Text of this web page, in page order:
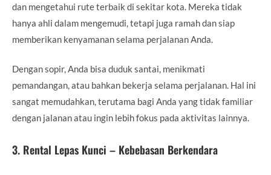
dan mengetahui rute terbaik di sekitar kota. Mereka tidak
hanya ahli dalam mengemudi, tetapi juga ramah dan siap
memberikan kenyamanan selama perjalanan Anda.
Dengan sopir, Anda bisa duduk santai, menikmati
pemandangan, atau bahkan bekerja selama perjalanan. Hal ini
sangat memudahkan, terutama bagi Anda yang tidak familiar
dengan jalanan atau ingin lebih fokus pada aktivitas lainnya.
3. Rental Lepas Kunci – Kebebasan Berkendara